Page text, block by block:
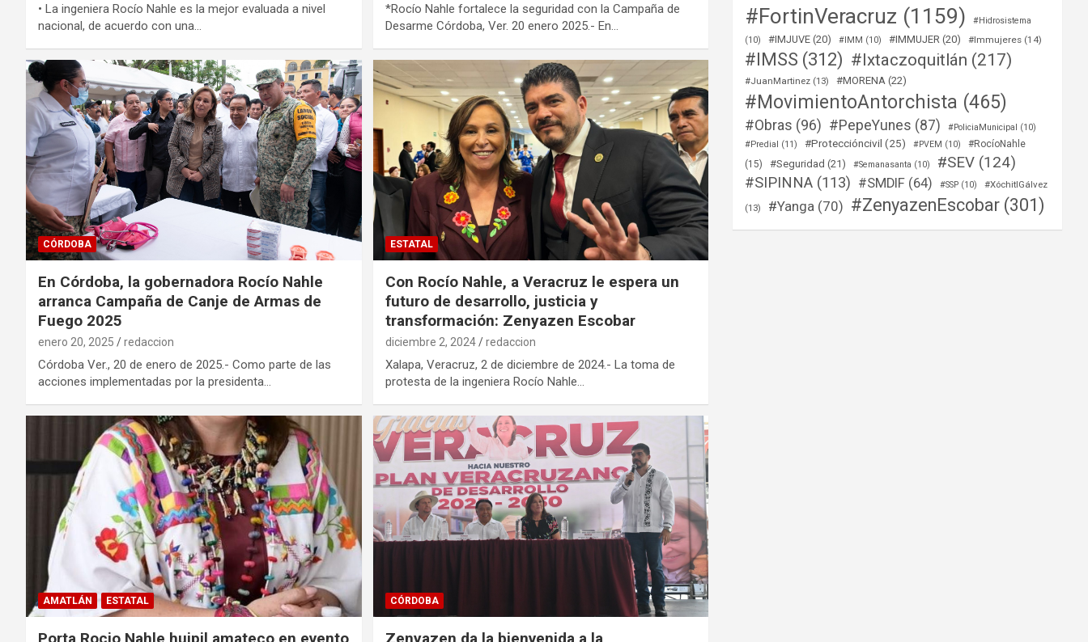
• La ingeniera Rocío Nahle es la mejor evaluada a nivel
nacional, de acuerdo con una…
*Rocío Nahle fortalece la seguridad con la Campaña de
Desarme Córdoba, Ver. 20 enero 2025.- En…
CÓRDOBA
En Córdoba, la gobernadora Rocío Nahle
arranca Campaña de Canje de Armas de
Fuego 2025
enero 20, 2025 redaccion
Córdoba Ver., 20 de enero de 2025.- Como parte de las
acciones implementadas por la presidenta…
ESTATAL
Con Rocío Nahle, a Veracruz le espera un
futuro de desarrollo, justicia y
transformación: Zenyazen Escobar
diciembre 2, 2024 redaccion
Xalapa, Veracruz, 2 de diciembre de 2024.- La toma de
protesta de la ingeniera Rocío Nahle…
AMATLÁN ESTATAL CÓRDOBA
#FortinVeracruz (1159)
#Hidrosistema
(10)
#IMJUVE (20) #IMM (10) #IMMUJER (20) #Immujeres (14)
#IMSS (312) #Ixtaczoquitlán (217)
#JuanMartinez (13) #MORENA (22)
#MovimientoAntorchista (465)
#Obras (96) #PepeYunes (87) #PoliciaMunicipal (10)
#Predial (11) #Proteccióncivil (25) #PVEM (10)
#RocíoNahle
(15)
#Seguridad (21) #Semanasanta (10) #SEV (124)
#SIPINNA (113) #SMDIF (64) #SSP (10) #XóchitlGálvez
(13) #Yanga (70) #ZenyazenEscobar (301)